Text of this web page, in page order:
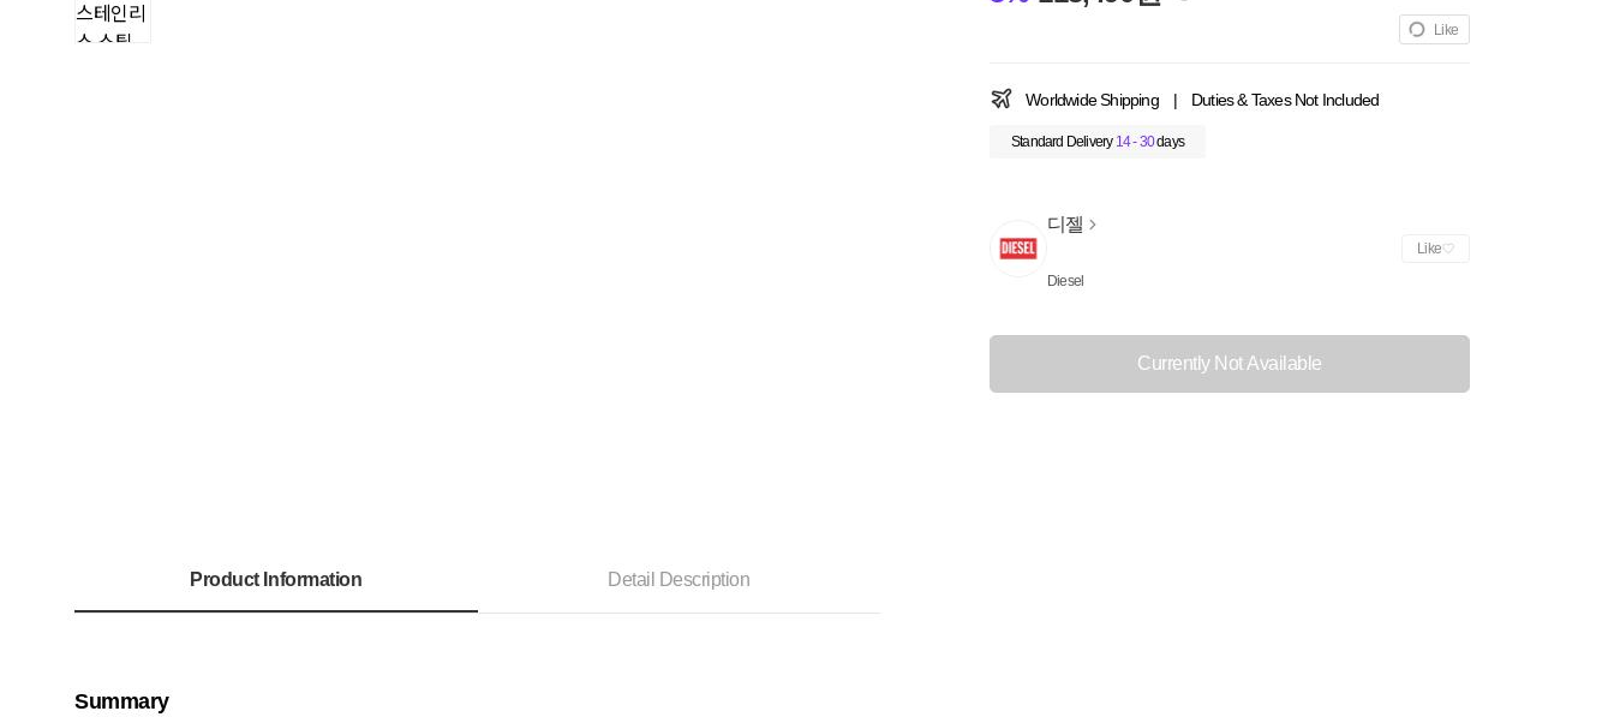
Like
Worldwide Shipping | Duties & Taxes Not Included
Standard Delivery 14 - 30days
디젤
Diesel
Like
Currently Not Available
Product Information Detail Description
Summary